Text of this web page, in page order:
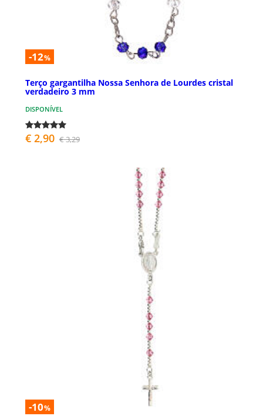
-12%
Terço gargantilha Nossa Senhora de Lourdes cristal
verdadeiro 3 mm
DISPONÍVEL
€ 2,90 € 3,29
-10%